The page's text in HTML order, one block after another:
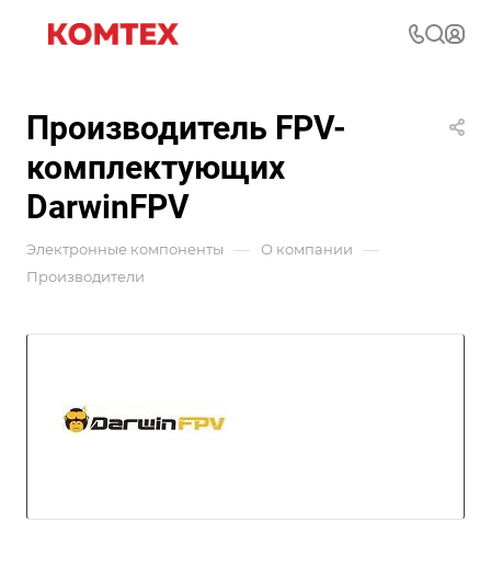
Производитель FPV-
комплектующих
DarwinFPV
Электронные компоненты — О компании —
Производители